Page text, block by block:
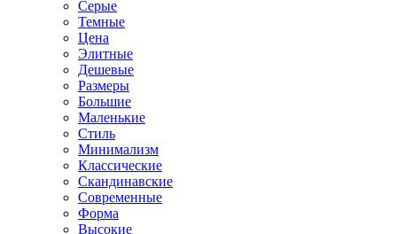
Серые
Темные
Цена
Элитные
Дешевые
Размеры
Большие
Маленькие
Стиль
Минимализм
Классические
Скандинавские
Современные
Форма
Высокие